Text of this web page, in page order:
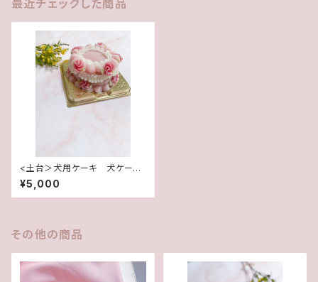
最近チェックした商品
<土台＞犬用ケーキ 犬ケー
キ ワンコケーキ お誕生日ケ
ーキ センイルケーキ Mサイ
ズ
¥5,000
その他の商品